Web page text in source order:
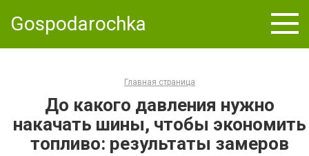
Gospodarochka
Главная страница
До какого давления нужно
накачать шины, чтобы экономить
топливо: результаты замеров